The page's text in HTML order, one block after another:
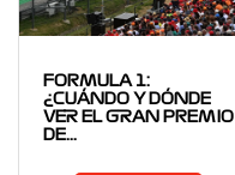
FORMULA 1:
¿CUÁNDO Y DÓNDE
VER EL GRAN PREMIO
DE…